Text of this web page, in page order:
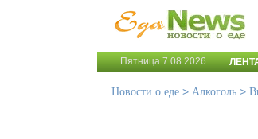
Пятница 7.08.2026
Новости о еде > Алкоголь >